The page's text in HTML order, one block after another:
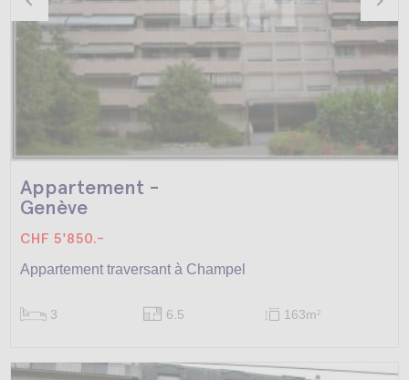
Appartement -
Genève
CHF 5'850.-
Appartement traversant à Champel
3 6.5 163m2